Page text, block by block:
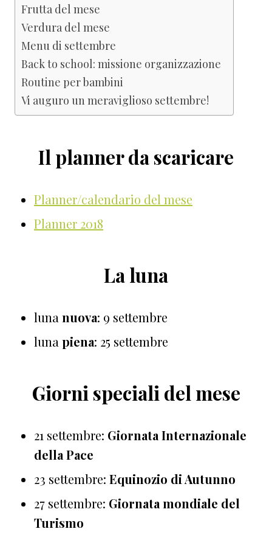
Frutta del mese
Verdura del mese
Menu di settembre
Back to school: missione organizzazione
Routine per bambini
Vi auguro un meraviglioso settembre!
Il planner da scaricare
Planner/calendario del mese
Planner 2018
La luna
luna nuova: 9 settembre
luna piena: 25 settembre
Giorni speciali del mese
21 settembre: Giornata Internazionale
della Pace
23 settembre: Equinozio di Autunno
27 settembre: Giornata mondiale del
Turismo